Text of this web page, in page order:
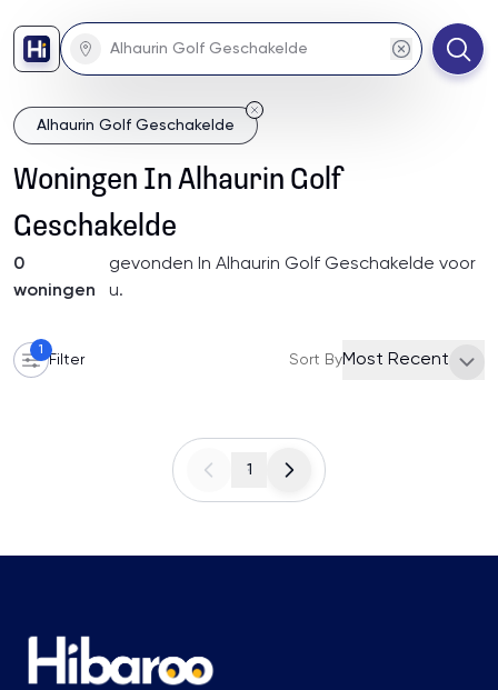
Alhaurin Golf Geschakelde
Woningen In Alhaurin Golf
Geschakelde
0
woningen
gevonden In Alhaurin Golf Geschakelde voor
u.
1
Filter Sort ByMost Recent
1